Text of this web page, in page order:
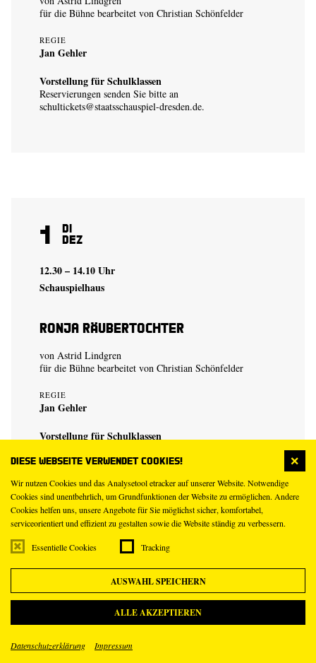
Diese Webseite verwendet Cookies!
Wir nutzen Cookies und das Analysetool etracker auf unserer Website. Notwendige
Cookies sind unentbehrlich, um Grundfunktionen der Website zu ermöglichen. Andere
Cookies helfen uns, unsere Angebote für Sie möglichst sicher, komfortabel,
serviceorientiert und effizient zu gestalten sowie die Website ständig zu verbessern.
Essentielle Cookies Tracking
AUSWAHL SPEICHERN
ALLE AKZEPTIEREN
Datenschutzerklärung Impressum
für die Bühne bearbeitet von Christian Schönfelder
REGIE
Jan Gehler
Vorstellung für Schulklassen
Reservierungen senden Sie bitte an
schultickets@staatsschauspiel-dresden.de.
1 Di
Dez
12.30 – 14.10 Uhr
Schauspielhaus
Ronja Räubertochter
von Astrid Lindgren
für die Bühne bearbeitet von Christian Schönfelder
REGIE
Jan Gehler
Vorstellung für Schulklassen
schultickets@staatsschauspiel-dresden.de
3 Dez
19.30 – 23.00 Uhr
Schauspielhaus